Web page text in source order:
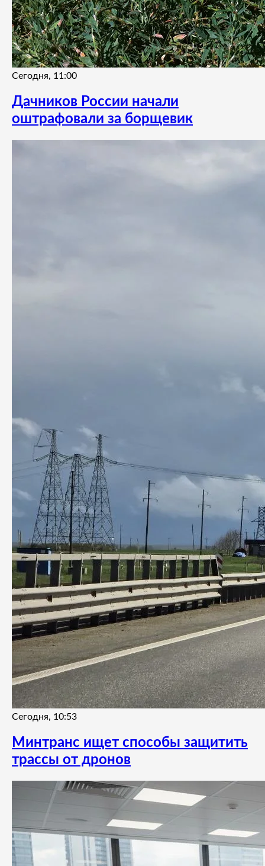
Сегодня, 11:00
Дачников России начали
оштрафовали за борщевик
Сегодня, 10:53
Минтранс ищет способы защитить
трассы от дронов